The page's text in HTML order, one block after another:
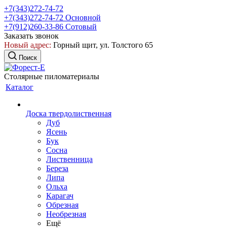
+7(343)272-74-72
+7(343)272-74-72 Основной
+7(912)260-33-86 Сотовый
Заказать звонок
Новый адрес: Горный щит, ул. Толстого 65
Поиск
Столярные пиломатериалы
Каталог
Доска твердолиственная
Дуб
Ясень
Бук
Сосна
Лиственница
Береза
Липа
Ольха
Карагач
Обрезная
Необрезная
Ещё